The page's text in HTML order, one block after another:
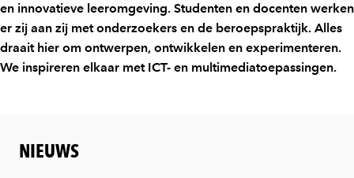
en innovatieve leeromgeving. Studenten en docenten werken
er zij aan zij met onderzoekers en de beroepspraktijk. Alles
draait hier om ontwerpen, ontwikkelen en experimenteren.
We inspireren elkaar met ICT- en multimediatoepassingen.
NIEUWS